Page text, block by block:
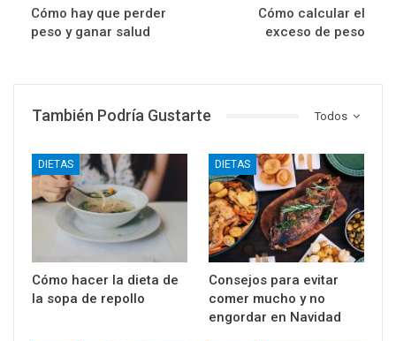
Cómo hay que perder
peso y ganar salud
Cómo calcular el
exceso de peso
Todos
También Podría Gustarte
DIETAS
Cómo hacer la dieta de
la sopa de repollo
DIETAS
Consejos para evitar
comer mucho y no
engordar en Navidad